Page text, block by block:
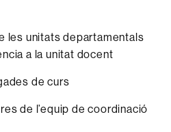
les unitats departamentals
a la unitat docent
de curs
de l’equip decoordinació